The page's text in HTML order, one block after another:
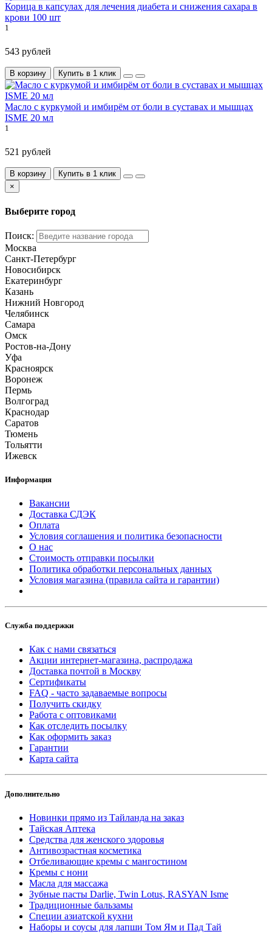
Корица в капсулах для лечения диабета и снижения сахара в
крови 100 шт
1
543 рублей
В корзину Купить в 1 клик
Масло с куркумой и имбирём от боли в суставах и мышцах
ISME 20 мл
1
521 рублей
В корзину
Купить в 1 клик
×
Выберите город
Поиск:
Москва
Санкт-Петербург
Новосибирск
Екатеринбург
Казань
Нижний Новгород
Челябинск
Самара
Омск
Ростов-на-Дону
Уфа
Красноярск
Воронеж
Пермь
Волгоград
Краснодар
Саратов
Тюмень
Тольятти
Ижевск
Информация
Вакансии
Доставка СДЭК
Оплата
Условия соглашения и политика безопасности
О нас
Стоимость отправки посылки
Политика обработки персональных данных
Условия магазина (правила сайта и гарантии)
Служба поддержки
Как с нами связаться
Акции интернет-магазина, распродажа
Доставка почтой в Москву
Сертификаты
FAQ - часто задаваемые вопросы
Получить скидку
Работа с оптовиками
Как отследить посылку
Как оформить заказ
Гарантии
Карта сайта
Дополнительно
Новинки прямо из Тайланда на заказ
Тайская Аптека
Средства для женского здоровья
Антивозрастная косметика
Отбеливающие кремы с мангостином
Кремы с нони
Масла для массажа
Зубные пасты Darlie, Twin Lotus, RASYAN Isme
Традиционные бальзамы
Специи азиатской кухни
Наборы и соусы для лапши Том Ям и Пад Тай